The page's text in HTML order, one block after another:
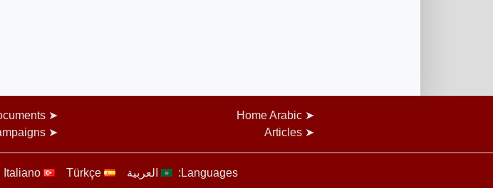
Home Arabic
Articles
Languages: العربية Italiano Türkçe